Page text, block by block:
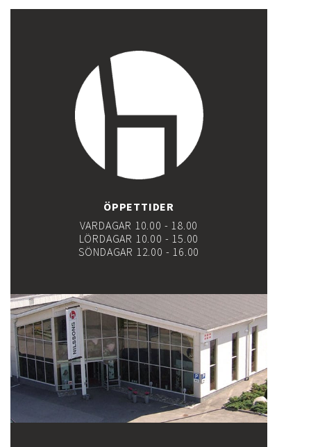
ÖPPETTIDER
VARDAGAR 10.00 - 18.00
LÖRDAGAR 10.00 - 15.00
SÖNDAGAR 12.00 - 16.00